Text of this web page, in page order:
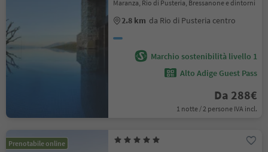
Maranza, Rio di Pusteria, Bressanone e dintorni
2.8 km da Rio di Pusteria centro
Marchio sostenibilità livello 1
Alto Adige Guest Pass
Da 288€
1 notte / 2 persone IVA incl.
Prenotabile online